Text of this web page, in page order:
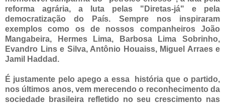
reforma agrária, a luta pelas "Diretas-já" e pela
democratização do País. Sempre nos inspiraram
exemplos como os de nossos companheiros João
Mangabeira, Hermes Lima, Barbosa Lima Sobrinho,
Evandro Lins e Silva, Antônio Houaiss, Miguel Arraes e
Jamil Haddad.
É justamente pelo apego a essa história que o partido,
nos últimos anos, vem merecendo o reconhecimento da
sociedade brasileira refletido no seu crescimento nas